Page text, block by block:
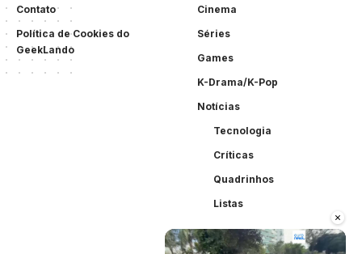
×
Contato
Política de Cookies do
GeekLando
Cinema
Séries
Games
K-Drama/K-Pop
Notícias
Tecnologia
Críticas
Quadrinhos
Listas